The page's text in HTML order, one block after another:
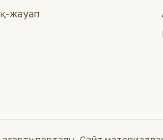
жауап